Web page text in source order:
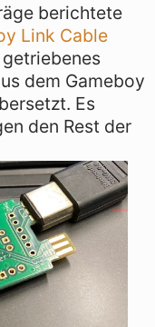
berichtete
Link Cable
dem Gameboy
Es
den Rest der